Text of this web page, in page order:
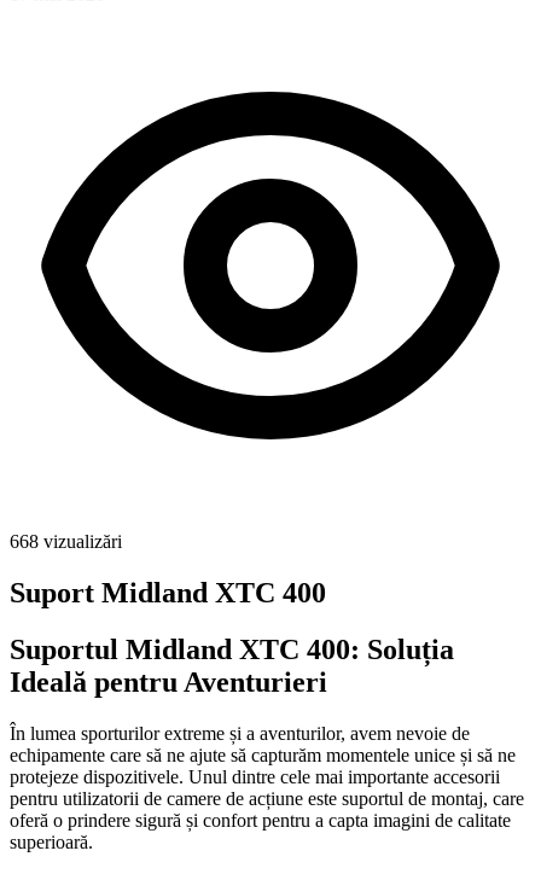
668 vizualizări
Suport Midland XTC 400
Suportul Midland XTC 400: Soluția
Ideală pentru Aventurieri
În lumea sporturilor extreme și a aventurilor, avem nevoie de
echipamente care să ne ajute să capturăm momentele unice și să ne
protejeze dispozitivele. Unul dintre cele mai importante accesorii
pentru utilizatorii de camere de acțiune este suportul de montaj, care
oferă o prindere sigură și confort pentru a capta imagini de calitate
superioară.